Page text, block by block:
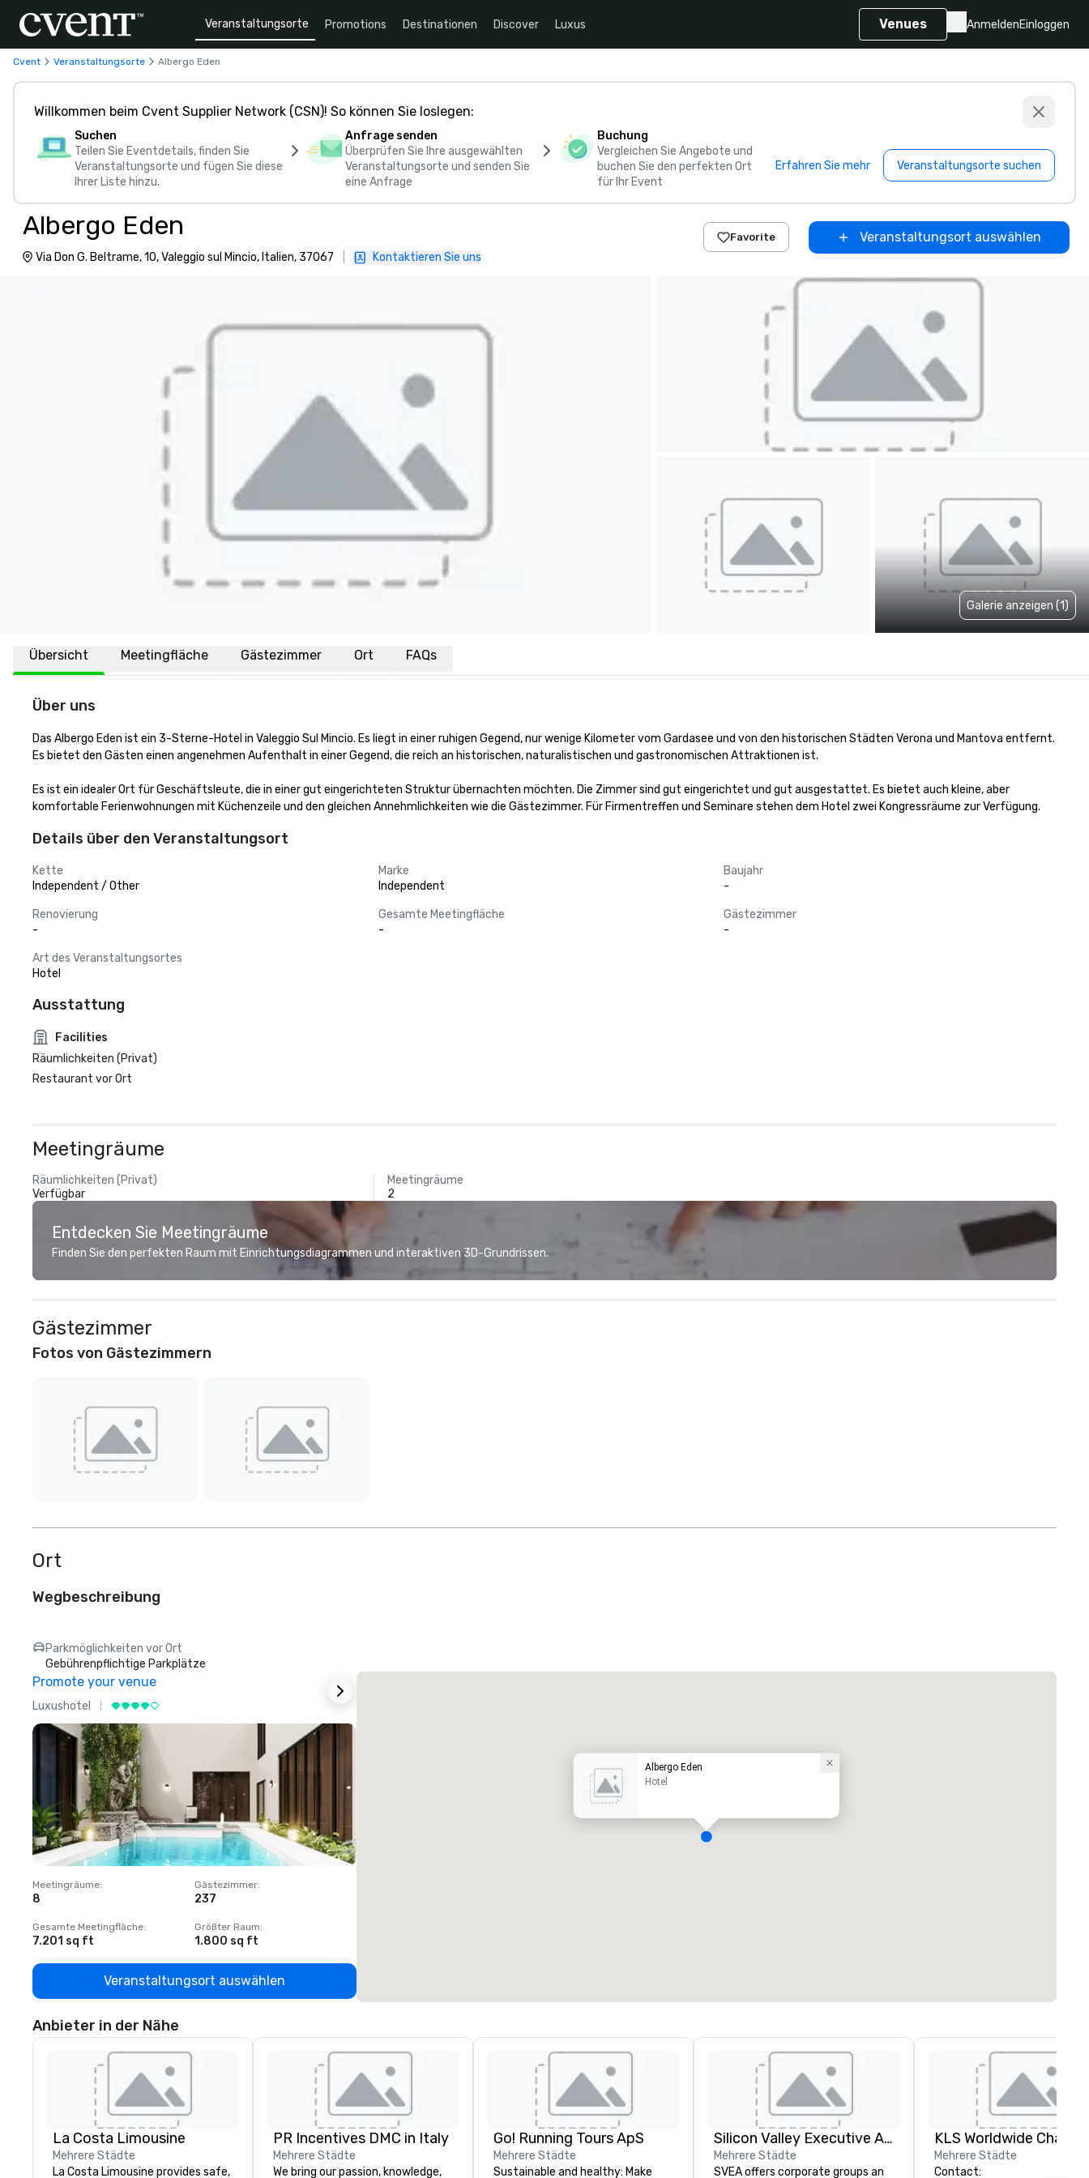
Veranstaltungsorte Promotions Destinationen Discover Luxus Venues AnmeldenEinloggen
Cvent Veranstaltungsorte Albergo Eden
Willkommen beim Cvent Supplier Network (CSN)! So können Sie loslegen:
Suchen
Teilen Sie Eventdetails, finden Sie
Veranstaltungsorte und fügen Sie diese
Ihrer Liste hinzu.
Anfrage senden
Überprüfen Sie Ihre ausgewählten
Veranstaltungsorte und senden Sie
eine Anfrage
Buchung
Vergleichen Sie Angebote und
buchen Sie den perfekten Ort
für Ihr Event
Erfahren Sie mehr Veranstaltungsorte suchen
Albergo Eden
Via Don G. Beltrame, 10, Valeggio sul Mincio, Italien, 37067 Kontaktieren Sie uns
Favorite Veranstaltungsort auswählen
Galerie anzeigen (1)
Übersicht Meetingfläche Gästezimmer Ort FAQs
Über uns
Das Albergo Eden ist ein 3-Sterne-Hotel in Valeggio Sul Mincio. Es liegt in einer ruhigen Gegend, nur wenige Kilometer vom Gardasee und von den historischen Städten Verona und Mantova entfernt.
Es bietet den Gästen einen angenehmen Aufenthalt in einer Gegend, die reich an historischen, naturalistischen und gastronomischen Attraktionen ist.
Es ist ein idealer Ort für Geschäftsleute, die in einer gut eingerichteten Struktur übernachten möchten. Die Zimmer sind gut eingerichtet und gut ausgestattet. Es bietet auch kleine, aber
komfortable Ferienwohnungen mit Küchenzeile und den gleichen Annehmlichkeiten wie die Gästezimmer. Für Firmentreffen und Seminare stehen dem Hotel zwei Kongressräume zur Verfügung.
Details über den Veranstaltungsort
Kette
Independent / Other
Marke
Independent
Baujahr
-
Renovierung
-
Gesamte Meetingfläche
-
Gästezimmer
-
Art des Veranstaltungsortes
Hotel
Ausstattung
Facilities
Räumlichkeiten (Privat)
Restaurant vor Ort
Meetingräume
Räumlichkeiten (Privat)
Verfügbar
Meetingräume
2
Entdecken Sie Meetingräume
Finden Sie den perfekten Raum mit Einrichtungsdiagrammen und interaktiven 3D-Grundrissen.
Gästezimmer
Fotos von Gästezimmern
Ort
Wegbeschreibung
Parkmöglichkeiten vor Ort
Gebührenpflichtige Parkplätze
Promote your venue
Luxushotel
Meetingräume:
8
Gästezimmer:
237
Gesamte Meetingfläche:
7.201 sq ft
Größter Raum:
1.800 sq ft
Veranstaltungsort auswählen
Albergo Eden
Hotel
Anbieter in der Nähe
La Costa Limousine
Mehrere Städte
La Costa Limousine provides safe,
PR Incentives DMC in Italy
Mehrere Städte
We bring our passion, knowledge,
Go! Running Tours ApS
Mehrere Städte
Sustainable and healthy: Make
Silicon Valley Executive Academy
Mehrere Städte
SVEA offers corporate groups an
Mehrere Städte
Contact: